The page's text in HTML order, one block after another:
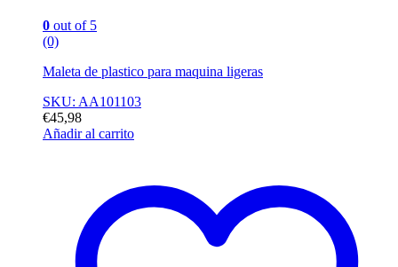
0 out of 5
(0)
Maleta de plastico para maquina ligeras
SKU: AA101103
€45,98
Añadir al carrito